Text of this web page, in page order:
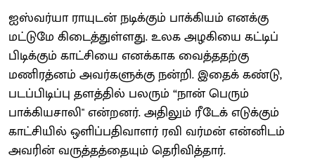
ஐஸ்வர்யா ராயுடன் நடிக்கும் பாக்கியம் எனக்கு
மட்டுமே கிடைத்துள்ளது. உலக அழகியை கட்டிப்
பிடிக்கும் காட்சியை எனக்காக வைத்ததற்கு
மணிரத்னம் அவர்களுக்கு நன்றி. இதைக் கண்டு,
படப்பிடிப்பு தளத்தில் பலரும் “நான் பெரும்
பாக்கியசாலி" என்றனர். அதிலும் ரீடேக் எடுக்கும்
காட்சியில் ஒளிப்பதிவாளர் ரவி வர்மன் என்னிடம்
அவரின் வருத்தத்தையும் தெரிவித்தார்.